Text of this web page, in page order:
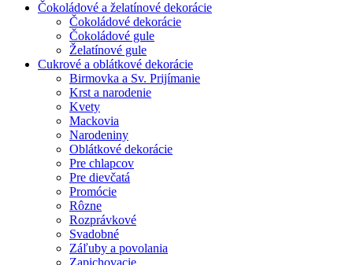
Čokoládové a želatínové dekorácie
Čokoládové dekorácie
Čokoládové gule
Želatínové gule
Cukrové a oblátkové dekorácie
Birmovka a Sv. Prijímanie
Krst a narodenie
Kvety
Mackovia
Narodeniny
Oblátkové dekorácie
Pre chlapcov
Pre dievčatá
Promócie
Rôzne
Rozprávkové
Svadobné
Záľuby a povolania
Zapichovacie